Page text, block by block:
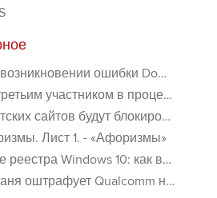
Download interrupted в Chrome - «Windows»
в процессе ФАС против Google - «Интернет»
будут блокироваться! - «Интернет»
Лист 1. - «Афоризмы»
10: как восстановить реестр Виндовс 10 - «Windows»
Qualcomm на $774 млн - «Новости сети»